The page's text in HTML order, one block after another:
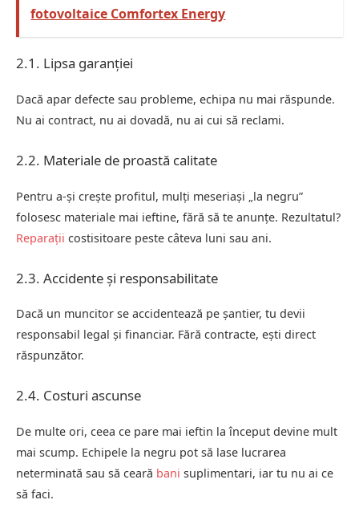
fotovoltaice Comfortex Energy
2.1. Lipsa garanției
Dacă apar defecte sau probleme, echipa nu mai răspunde.
Nu ai contract, nu ai dovadă, nu ai cui să reclami.
2.2. Materiale de proastă calitate
Pentru a-și crește profitul, mulți meseriași „la negru”
folosesc materiale mai ieftine, fără să te anunțe. Rezultatul?
Reparații costisitoare peste câteva luni sau ani.
2.3. Accidente și responsabilitate
Dacă un muncitor se accidentează pe șantier, tu devii
responsabil legal și financiar. Fără contracte, ești direct
răspunzător.
2.4. Costuri ascunse
De multe ori, ceea ce pare mai ieftin la început devine mult
mai scump. Echipele la negru pot să lase lucrarea
neterminată sau să ceară bani suplimentari, iar tu nu ai ce
să faci.